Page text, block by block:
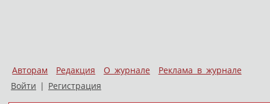
Авторам Редакция О журнале
Реклама в журнале
Войти | Регистрация